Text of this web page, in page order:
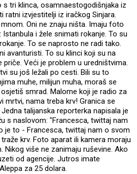
tri klinca, osamnaestogodišnjaka iz
ratni izvjestitelji iz iračkog Sinjara.
Oni ne znaju ništa. Imaju foto
i žele snimati rokanje. To su
To se naprosto ne radi tako.
avanturisti. To su klinci koji su na
Veći je problem u uredništvima.
su još ležali po cesti. Bili su to
muhe, milijun muha, moraš se
smrad. Malome koji je radio za
mrtvi, nama treba krv! Granica se
talijanska reporterka napisala je
s naslovom: "Francesca, twittaj nam
je to - Francesca, twittaj nam o svom
krv. Foto aparat ili kamera moraju
Nikog više ne zanimaju ruševine. Ako
od agencije. Jutros imate
za 25 dolara.